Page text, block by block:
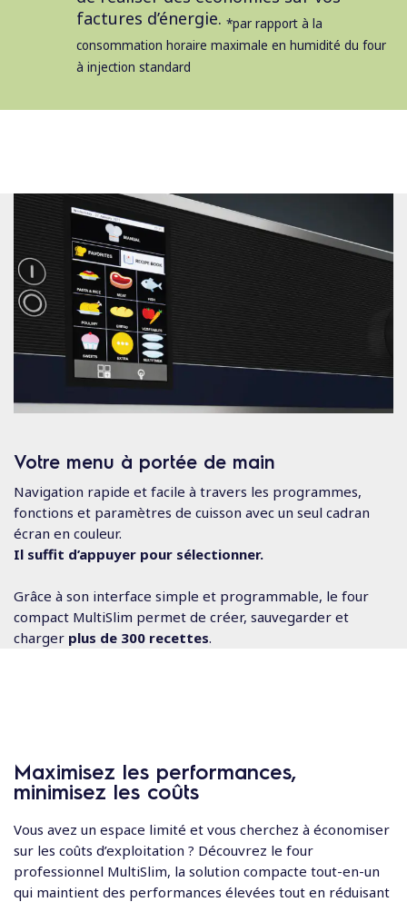
factures d’énergie. *par rapport à la
consommation horaire maximale en humidité du four
à injection standard
Votre menu à portée de main
Navigation rapide et facile à travers les programmes,
fonctions et paramètres de cuisson avec un seul cadran
écran en couleur.
Il suffit d’appuyer pour sélectionner.
Grâce à son interface simple et programmable, le four
compact MultiSlim permet de créer, sauvegarder et
charger plus de 300 recettes.
Maximisez les performances,
minimisez les coûts
Vous avez un espace limité et vous cherchez à économiser
sur les coûts d’exploitation ? Découvrez le four
professionnel MultiSlim, la solution compacte tout-en-un
qui maintient des performances élevées tout en réduisant